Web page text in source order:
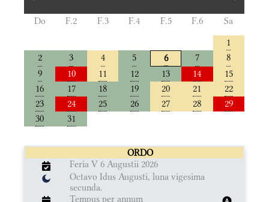
Do F.2 F.3 F.4 F.5 F.6
Sa
1
2
3 4 5 6 7
8
9
10 11 12 13 14
15
16
17 18 19 20 21
22
23
24 25 26 27 28
29
30
31
ORDO
Feria V 6 Augustii 2026
Octavo Idus Augusti, luna vigesima
secunda.
Tempus per annum